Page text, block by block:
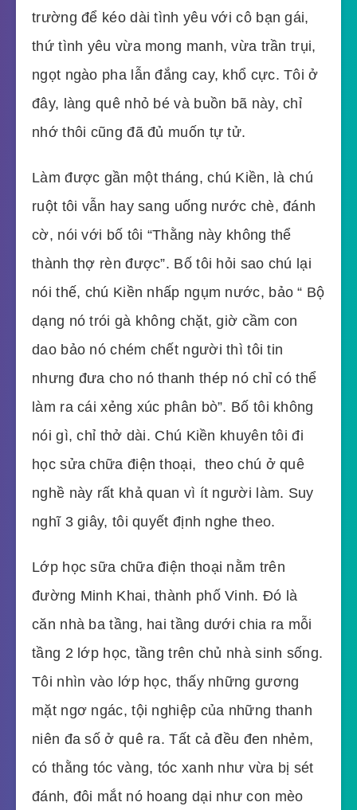
trường để kéo dài tình yêu với cô bạn gái,
thứ tình yêu vừa mong manh, vừa trần trụi,
ngọt ngào pha lẫn đắng cay, khổ cực. Tôi ở
đây, làng quê nhỏ bé và buồn bã này, chỉ
nhớ thôi cũng đã đủ muốn tự tử.
Làm được gần một tháng, chú Kiền, là chú
ruột tôi vẫn hay sang uống nước chè, đánh
cờ, nói với bố tôi “Thằng này không thể
thành thợ rèn được”. Bố tôi hỏi sao chú lại
nói thế, chú Kiền nhấp ngụm nước, bảo “ Bộ
dạng nó trói gà không chặt, giờ cầm con
dao bảo nó chém chết người thì tôi tin
nhưng đưa cho nó thanh thép nó chỉ có thể
làm ra cái xẻng xúc phân bò”. Bố tôi không
nói gì, chỉ thở dài. Chú Kiền khuyên tôi đi
học sửa chữa điện thoại, theo chú ở quê
nghề này rất khả quan vì ít người làm. Suy
nghĩ 3 giây, tôi quyết định nghe theo.
Lớp học sữa chữa điện thoại nằm trên
đường Minh Khai, thành phố Vinh. Đó là
căn nhà ba tầng, hai tầng dưới chia ra mỗi
tầng 2 lớp học, tầng trên chủ nhà sinh sống.
Tôi nhìn vào lớp học, thấy những gương
mặt ngơ ngác, tội nghiệp của những thanh
niên đa số ở quê ra. Tất cả đều đen nhẻm,
có thằng tóc vàng, tóc xanh như vừa bị sét
đánh, đôi mắt nó hoang dại như con mèo